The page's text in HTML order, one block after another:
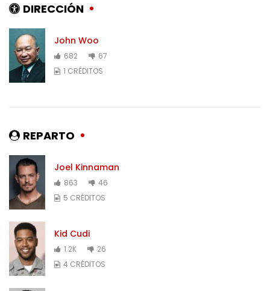
DIRECCIÓN
John Woo
682
67
1 CRÉDITOS
REPARTO
Joel Kinnaman
863
46
5 CRÉDITOS
Kid Cudi
1.2K
26
4 CRÉDITOS